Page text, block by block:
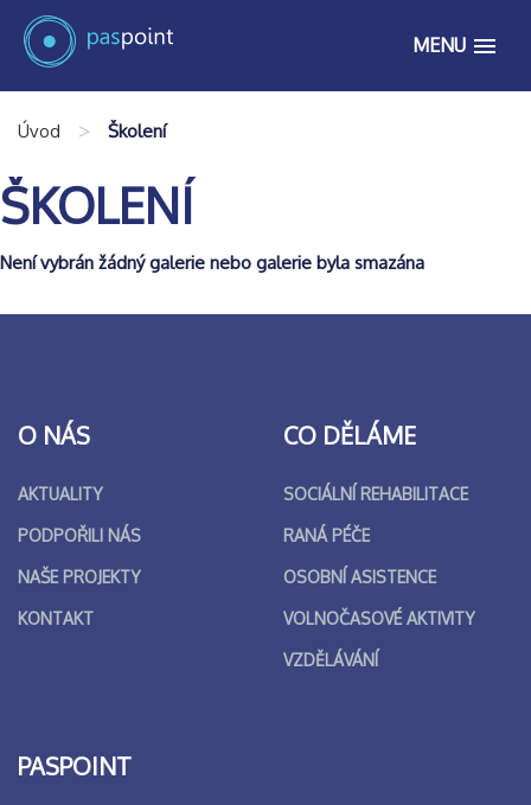
MENU
Úvod > Školení
ŠKOLENÍ
Není vybrán žádný galerie nebo galerie byla smazána
O NÁS
AKTUALITY
PODPOŘILI NÁS
NAŠE PROJEKTY
KONTAKT
CO DĚLÁME
SOCIÁLNÍ REHABILITACE
RANÁ PÉČE
OSOBNÍ ASISTENCE
VOLNOČASOVÉ AKTIVITY
VZDĚLÁVÁNÍ
PASPOINT